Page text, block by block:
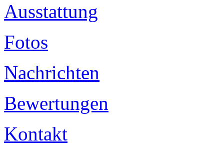
Ausstattung
Fotos
Nachrichten
Bewertungen
Kontakt